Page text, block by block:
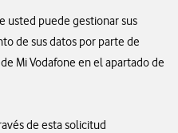
usted puede gestionar sus
de sus datos por parte de
Mi Vodafone en el apartado de
de esta solicitud